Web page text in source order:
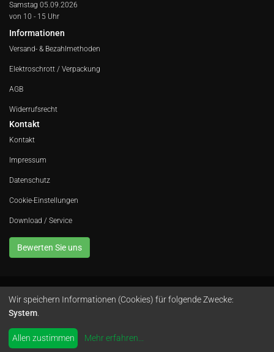
Samstag 05.09.2026
von 10 - 15 Uhr
Informationen
Versand- & Bezahlmethoden
Elektroschrott / Verpackung
AGB
Widerrufsrecht
Kontakt
Kontakt
Impressum
Datenschutz
Cookie-Einstellungen
Download / Service
Bewerten Sie uns
Avola GmbH • In der Fleute 52 • 42389 Wuppertal • Telefon 0202 260 666 0
Instagram
Wir speichern Informationen (Cookies) für folgende Zwecke:
System
Allen zustimmen Mehr erfahren...